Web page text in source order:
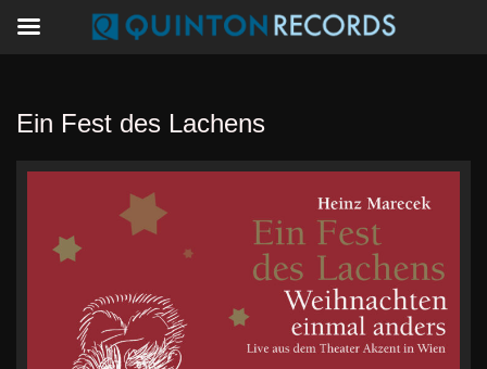
Ein Fest des Lachens